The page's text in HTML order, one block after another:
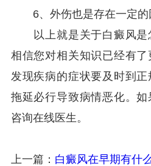
6、外伤也是存在一定的
以上就是关于白癜风是
相信您对相关知识已经有
发现疾病的症状要及时到
拖延必行导致病情恶化。
咨询在线医生。
上一篇： 白癜风在早期有什